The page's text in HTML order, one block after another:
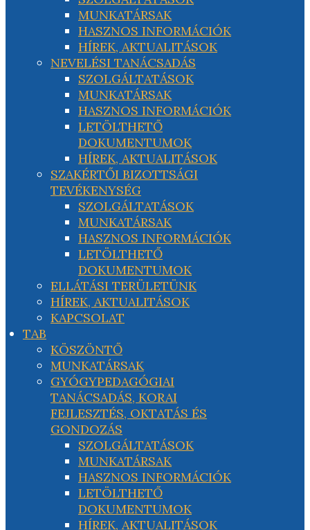
MUNKATÁRSAK
HASZNOS INFORMÁCIÓK
HÍREK, AKTUALITÁSOK
NEVELÉSI TANÁCSADÁS
SZOLGÁLTATÁSOK
MUNKATÁRSAK
HASZNOS INFORMÁCIÓK
LETÖLTHETŐ
DOKUMENTUMOK
HÍREK, AKTUALITÁSOK
SZAKÉRTŐI BIZOTTSÁGI
TEVÉKENYSÉG
SZOLGÁLTATÁSOK
MUNKATÁRSAK
HASZNOS INFORMÁCIÓK
LETÖLTHETŐ
DOKUMENTUMOK
ELLÁTÁSI TERÜLETÜNK
HÍREK, AKTUALITÁSOK
KAPCSOLAT
TAB
KÖSZÖNTŐ
MUNKATÁRSAK
GYÓGYPEDAGÓGIAI
TANÁCSADÁS, KORAI
FEJLESZTÉS, OKTATÁS ÉS
GONDOZÁS
SZOLGÁLTATÁSOK
MUNKATÁRSAK
HASZNOS INFORMÁCIÓK
LETÖLTHETŐ
DOKUMENTUMOK
HÍREK, AKTUALITÁSOK